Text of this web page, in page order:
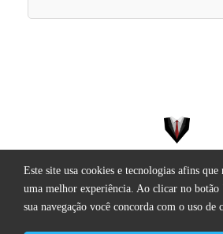
Este site usa cookies e tecnologias afins que
uma melhor experiência. Ao clicar no
sua navegação você concorda com o uso de
Todos os direitos